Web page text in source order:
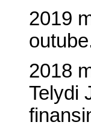
2019
2018
Telydi